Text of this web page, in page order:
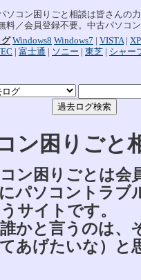
ソコン困りごと相談は皆さんの
料／会員登録不要。中古パソコ
グ Windows8 Windows7 | VISTA| XP
| 富士通 | ソニー | 東芝 | シャー
ン困りご
ン困りごとは会
パソコントラブ
サイトです。
かと言うのは、
てあげたいな）